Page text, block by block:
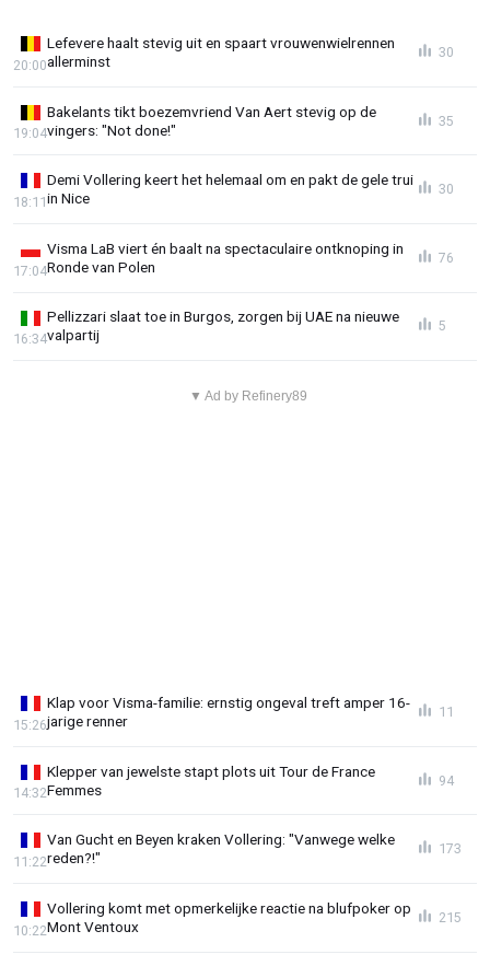
Lefevere haalt stevig uit en spaart vrouwenwielrennen
allerminst
20:00
30
Bakelants tikt boezemvriend Van Aert stevig op de
vingers: "Not done!"
19:04
35
Demi Vollering keert het helemaal om en pakt de gele trui
in Nice
18:11
30
Visma LaB viert én baalt na spectaculaire ontknoping in
Ronde van Polen
17:04
76
Pellizzari slaat toe in Burgos, zorgen bij UAE na nieuwe
valpartij
16:34
5
▼ Ad by Refinery89
Klap voor Visma-familie: ernstig ongeval treft amper 16-
jarige renner
15:26
11
Klepper van jewelste stapt plots uit Tour de France
Femmes
14:32
94
Van Gucht en Beyen kraken Vollering: "Vanwege welke
reden?!"
11:22
173
Vollering komt met opmerkelijke reactie na blufpoker op
Mont Ventoux
10:22
215